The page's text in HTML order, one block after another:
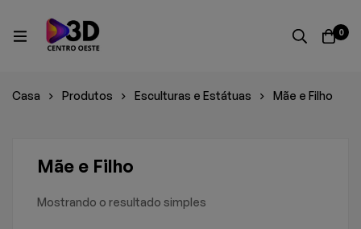
0
Casa Produtos Esculturas e Estátuas Mãe e Filho
Mãe e Filho
Mostrando o resultado simples